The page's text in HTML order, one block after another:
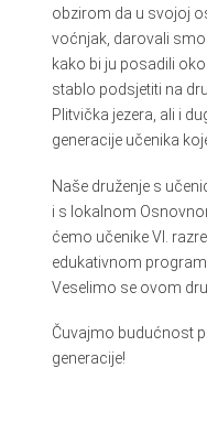
obzirom da u svojoj
voćnjak, darovali
kako bi ju posadili
stablo podsjetiti na
Plitvička jezera, ali i
generacije učenika
Naše druženje s
i s lokalnom
ćemo učenike VI.
edukativnom
Veselimo se ovom
Čuvajmo budućnost
generacije!